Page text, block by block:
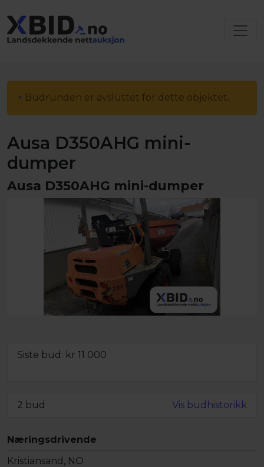
× Budrunden er avsluttet for dette objektet.
Ausa D350AHG mini-
dumper
Ausa D350AHG mini-dumper
Siste bud: kr 11 000
2 bud Vis budhistorikk
Næringsdrivende
Kristiansand, NO